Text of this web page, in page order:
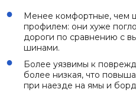
Менее комфортные, чем
профилем: они хуже
дороги по сравнению с
шинами.
Более уязвимы к
более низкая, что
при наезде на ямы и